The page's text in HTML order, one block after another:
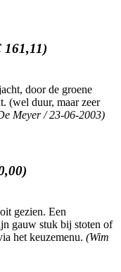
161,11)
door de groene
(wel duur, maar zeer
Meyer / 23-06-2003)
gezien. Een
gauw stuk bij stoten of
het keuzemenu. (Wim